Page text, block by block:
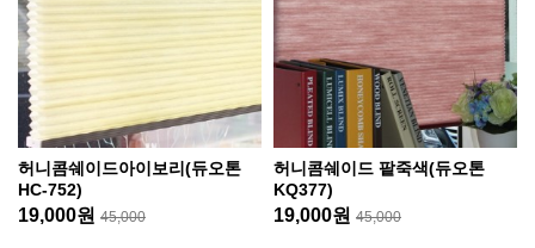
허니콤쉐이드아이보리(듀오톤
HC-752)
19,000원 45,000
허니콤쉐이드 팥죽색(듀오톤
KQ377)
19,000원 45,000